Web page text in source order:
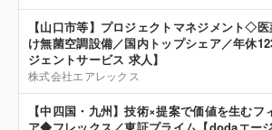
【山口市等】プロジェクトマネジメント◇
け無菌空調設備／国内トップシェア／年休
ジェントサービス 求人】
株式会社エアレックス
【中四国・九州】技術×提案で価値を生むフ